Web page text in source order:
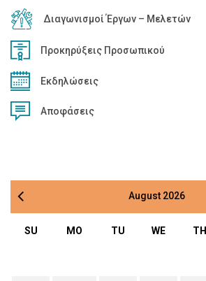
Διαγωνισμοί Έργων – Μελετών
Προκηρύξεις Προσωπικού
Εκδηλώσεις
Αποφάσεις
August 2026
SU MO TU WE TH